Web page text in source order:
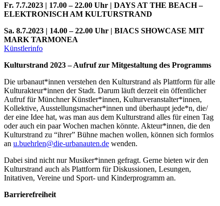
Fr. 7.7.2023 | 17.00 – 22.00 Uhr | DAYS AT THE BEACH –
ELEKTRONISCH AM KULTURSTRAND
Sa. 8.7.2023 | 14.00 – 22.00 Uhr | BIACS SHOWCASE MIT
MARK TARMONEA
Künstlerinfo
Kulturstrand 2023 – Aufruf zur Mitgestaltung des Programms
Die urbanaut*innen verstehen den Kulturstrand als Plattform für alle
Kulturakteur*innen der Stadt. Darum läuft derzeit ein öffentlicher
Aufruf für Münchner Künstler*innen, Kulturveranstalter*innen,
Kollektive, Ausstellungsmacher*innen und überhaupt jede*n, die/
der eine Idee hat, was man aus dem Kulturstrand alles für einen Tag
oder auch ein paar Wochen machen könnte. Akteur*innen, die den
Kulturstrand zu “ihrer” Bühne machen wollen, können sich formlos
an u.buehrlen@die-urbanauten.de wenden.
Dabei sind nicht nur Musiker*innen gefragt. Gerne bieten wir den
Kulturstrand auch als Plattform für Diskussionen, Lesungen,
Initativen, Vereine und Sport- und Kinderprogramm an.
Barrierefreiheit